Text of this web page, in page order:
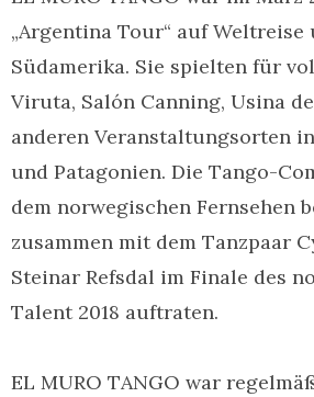
„Argentina Tour“ auf
Südamerika. Sie spielten für
Viruta, Salón Canning, Usina
anderen Veranstaltungsorten
und Patagonien. Die Tango-
dem norwegischen Fernsehen
zusammen mit dem Tanzpaar
Steinar Refsdal im Finale des
Talent 2018 auftraten.
EL MURO TANGO war